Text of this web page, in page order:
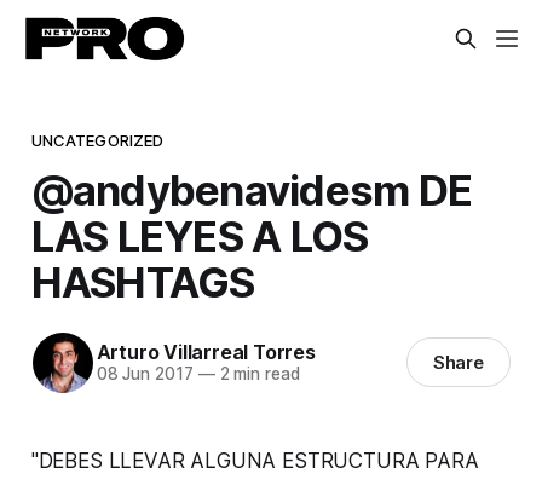
UNCATEGORIZED
@andybenavidesm DE
LAS LEYES A LOS
HASHTAGS
Arturo Villarreal Torres
08 Jun 2017 —2 min read Share
"DEBES LLEVAR ALGUNA ESTRUCTURA PARA